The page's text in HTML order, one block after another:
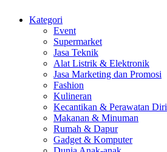
Kategori
Event
Supermarket
Jasa Teknik
Alat Listrik & Elektronik
Jasa Marketing dan Promosi
Fashion
Kulineran
Kecantikan & Perawatan Diri
Makanan & Minuman
Rumah & Dapur
Gadget & Komputer